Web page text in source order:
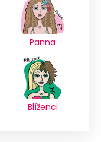
Panna
Blíženci